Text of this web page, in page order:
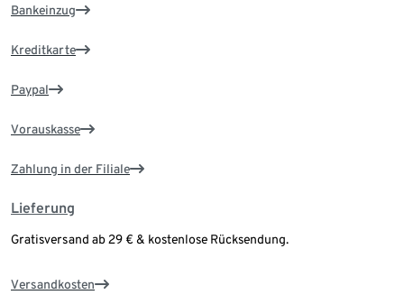
Bankeinzug
Kreditkarte
Paypal
Vorauskasse
Zahlung in der Filiale
Lieferung
Gratisversand ab 29 € & kostenlose Rücksendung.
Versandkosten